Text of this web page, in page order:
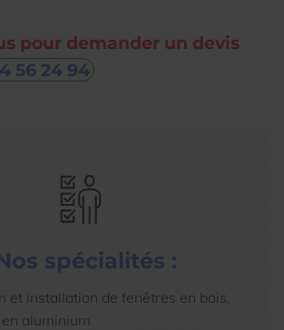
pour demander un devis
56 24 94
spécialités :
et installation de fenêtres en bois,
aluminium